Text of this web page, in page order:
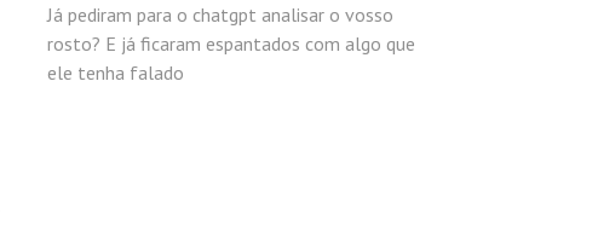
Já pediram para o chatgpt analisar o vosso
rosto? E já ficaram espantados com algo que
ele tenha falado